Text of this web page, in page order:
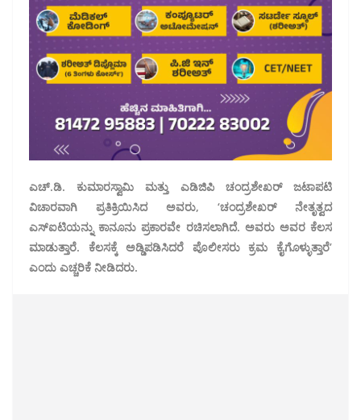
ಎಚ್.ಡಿ. ಕುಮಾರಸ್ವಾಮಿ ಮತ್ತು ಎಡಿಜಿಪಿ ಚಂದ್ರಶೇಖರ್ ಜಟಾಪಟಿ
ವಿಚಾರವಾಗಿ ಪ್ರತಿಕ್ರಿಯಿಸಿದ ಅವರು, ‘ಚಂದ್ರಶೇಖರ್ ನೇತೃತ್ವದ
ಎಸ್ಐಟಿಯನ್ನು ಕಾನೂನು ಪ್ರಕಾರವೇ ರಚಿಸಲಾಗಿದೆ. ಅವರು ಅವರ ಕೆಲಸ
ಮಾಡುತ್ತಾರೆ. ಕೆಲಸಕ್ಕೆ ಅಡ್ಡಿಪಡಿಸಿದರೆ ಪೊಲೀಸರು ಕ್ರಮ ಕೈಗೊಳ್ಳುತ್ತಾರೆ’
ಎಂದು ಎಚ್ಚರಿಕೆ ನೀಡಿದರು.